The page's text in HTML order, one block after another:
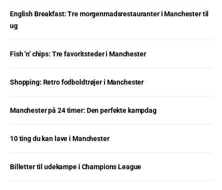
English Breakfast: Tre morgenmadsrestauranter i Manchester til
ug
Fish ’n’ chips: Tre favoritsteder i Manchester
Shopping: Retro fodboldtrøjer i Manchester
Manchester på 24 timer: Den perfekte kampdag
10 ting du kan lave i Manchester
Billetter til udekampe i Champions League